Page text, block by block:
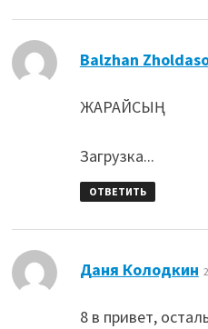
Balzhan
ЖАРАЙСЫҢ
Загрузка...
ОТВЕТИТЬ
Даня Колодкин
8 в привет,